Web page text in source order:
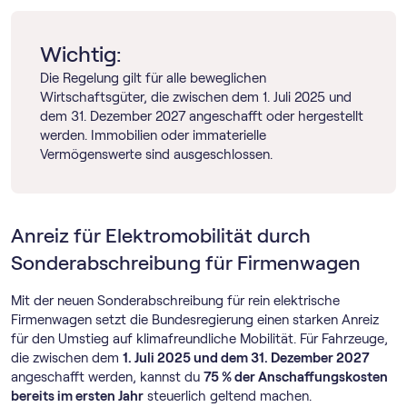
Wichtig:
Die Regelung gilt für alle beweglichen
Wirtschaftsgüter, die zwischen dem 1. Juli 2025 und
dem 31. Dezember 2027 angeschafft oder hergestellt
werden. Immobilien oder immaterielle
Vermögenswerte sind ausgeschlossen.
Anreiz für Elektromobilität durch
Sonderabschreibung für Firmenwagen
Mit der neuen Sonderabschreibung für rein elektrische
Firmenwagen setzt die Bundesregierung einen starken Anreiz
für den Umstieg auf klimafreundliche Mobilität. Für Fahrzeuge,
die zwischen dem 1. Juli 2025 und dem 31. Dezember 2027
angeschafft werden, kannst du 75 % der Anschaffungskosten
bereits im ersten Jahr steuerlich geltend machen.